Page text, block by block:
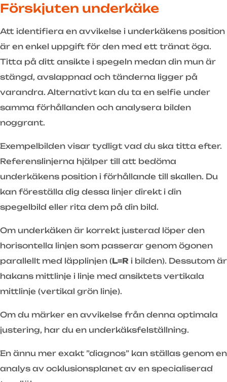
Förskjuten underkäke
Att identifiera en avvikelse i underkäkens position
är en enkel uppgift för den med ett tränat öga.
Titta på ditt ansikte i spegeln medan din mun är
stängd, avslappnad och tänderna ligger på
varandra. Alternativt kan du ta en selfie under
samma förhållanden och analysera bilden
noggrant.
Exempelbilden visar tydligt vad du ska titta efter.
Referenslinjerna hjälper till att bedöma
underkäkens position i förhållande till skallen. Du
kan föreställa dig dessa linjer direkt i din
spegelbild eller rita dem på din bild.
Om underkäken är korrekt justerad löper den
horisontella linjen som passerar genom ögonen
parallellt med läpplinjen (L=R i bilden). Dessutom är
hakans mittlinje i linje med ansiktets vertikala
mittlinje (vertikal grön linje).
Om du märker en avvikelse från denna optimala
justering, har du en underkäksfelställning.
En ännu mer exakt ”diagnos” kan ställas genom en
analys av ocklusionsplanet av en specialiserad